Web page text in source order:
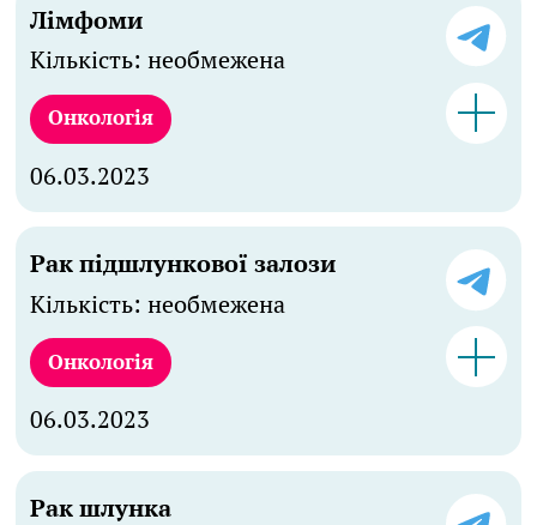
Лімфоми
Кількість: необмежена
Онкологія
06.03.2023
Рак підшлункової залози
Кількість: необмежена
Онкологія
06.03.2023
Рак шлунка